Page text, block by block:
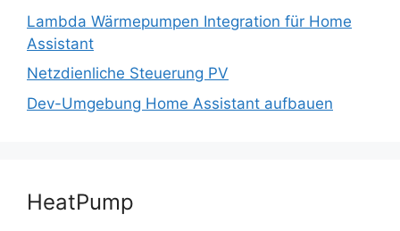
Lambda Wärmepumpen Integration für Home
Assistant
Netzdienliche Steuerung PV
Dev-Umgebung Home Assistant aufbauen
HeatPump